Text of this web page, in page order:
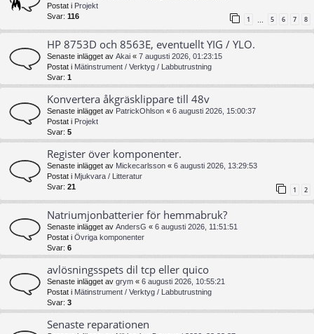
Postat i Projekt
Svar: 116 1 … 5 6 7 8
HP 8753D och 8563E, eventuellt YIG / YLO.
Senaste inlägget av Akai « 7 augusti 2026, 01:23:15
Postat i Mätinstrument / Verktyg / Labbutrustning
Svar: 1
Konvertera åkgräsklippare till 48v
Senaste inlägget av PatrickOhlson « 6 augusti 2026, 15:00:37
Postat i Projekt
Svar: 5
Register över komponenter.
Senaste inlägget av Mickecarlsson « 6 augusti 2026, 13:29:53
Postat i Mjukvara / Litteratur
Svar: 21 1 2
Natriumjonbatterier för hemmabruk?
Senaste inlägget av AndersG « 6 augusti 2026, 11:51:51
Postat i Övriga komponenter
Svar: 6
avlösningsspets dil tcp eller quico
Senaste inlägget av grym « 6 augusti 2026, 10:55:21
Postat i Mätinstrument / Verktyg / Labbutrustning
Svar: 3
Senaste reparationen